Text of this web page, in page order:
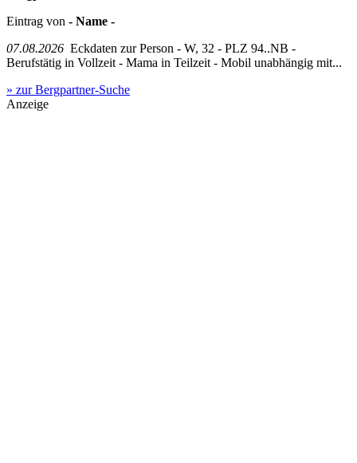
Eintrag von - Name -
07.08.2026 Eckdaten zur Person - W, 32 - PLZ 94..NB -
Berufstätig in Vollzeit - Mama in Teilzeit - Mobil unabhängig mit...
» zur Bergpartner-Suche
Anzeige